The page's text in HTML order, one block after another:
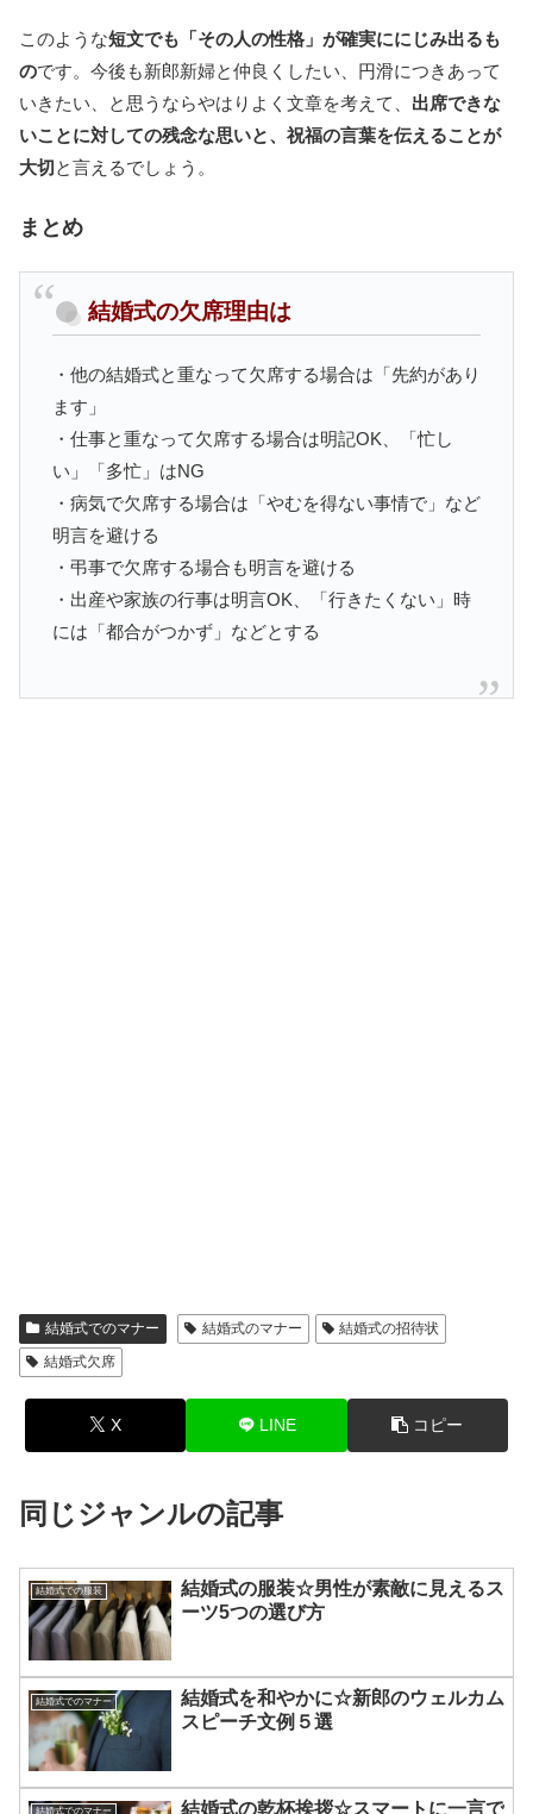
このような短文でも「その人の性格」が確実ににじみ出るも
のです。今後も新郎新婦と仲良くしたい、円滑につきあって
いきたい、と思うならやはりよく文章を考えて、 出席できな
いことに対しての残念な思いと、祝福の言葉を伝えることが
大切と言えるでしょう。
まとめ
結婚式の欠席理由は
・他の結婚式と重なって欠席する場合は「先約があり
ます」
・仕事と重なって欠席する場合は明記OK、「忙し
い」「多忙」はNG
・病気で欠席する場合は「やむを得ない事情で」など
明言を避ける
・弔事で欠席する場合も明言を避ける
・出産や家族の行事は明言OK、「行きたくない」時
には「都合がつかず」などとする
結婚式でのマナー 結婚式のマナー
結婚式の招待状
結婚式欠席
X LINE コピー
同じジャンルの記事
結婚式での服装
結婚式の服装☆男性が素敵に見えるス
ーツ5つの選び方
結婚式でのマナー
結婚式を和やかに☆新郎のウェルカム
スピーチ文例５選
結婚式でのマナー 結婚式の乾杯挨拶☆スマートに一言で